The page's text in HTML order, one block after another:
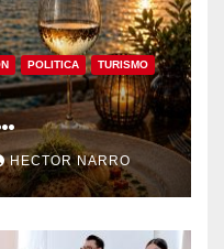
POLITICA TURISMO
Los Cabos y
consumo
para
HECTOR NARRO